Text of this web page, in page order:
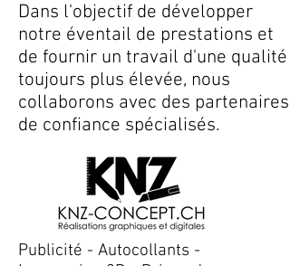
Dans l'objectif de développer
notre éventail de prestations et
de fournir un travail d'une qualité
toujours plus élevée, nous
collaborons avec des partenaires
de confiance spécialisés.
Publicité - Autocollants -